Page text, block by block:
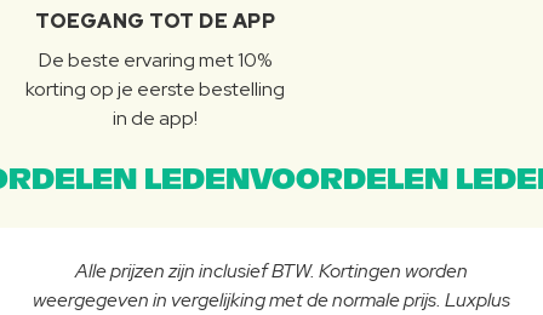
TOEGANG TOT DE APP
De beste ervaring met 10%
korting op je eerste bestelling
in de app!
LEDENVOORDELEN
Alle prijzen zijn inclusief BTW. Kortingen worden
weergegeven in vergelijking met de normale prijs. Luxplus